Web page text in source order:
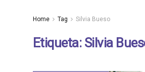
Home Tag Silvia Bueso
Etiqueta: Silvia